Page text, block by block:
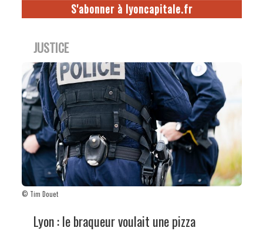
S'abonner à lyoncapitale.fr
JUSTICE
© Tim Douet
Lyon : le braqueur voulait une pizza